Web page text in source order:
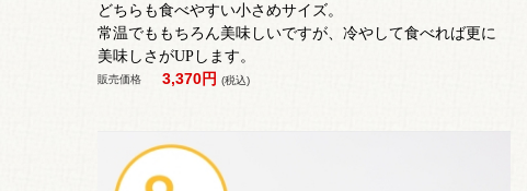
どちらも食べやすい小さめサイズ。
常温でももちろん美味しいですが、冷やして食べれば更に
美味しさがUPします。
販売価格 3,370円 (税込)